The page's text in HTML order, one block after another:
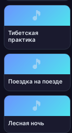
🎵
Тибетская
практика
🎵
Поездка на поезде
🎵
Лесная ночь